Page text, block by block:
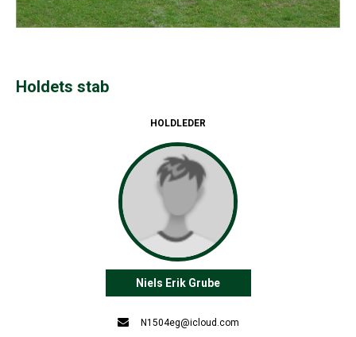
Holdets stab
HOLDLEDER
Niels Erik Grube
N1504eg@icloud.com